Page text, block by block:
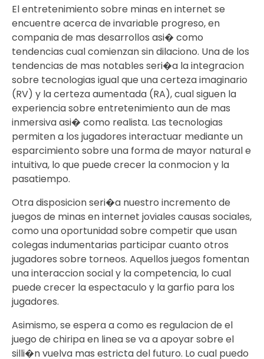
El entretenimiento sobre minas en internet se
encuentre acerca de invariable progreso, en
compania de mas desarrollos asi� como
tendencias cual comienzan sin dilaciono. Una de los
tendencias de mas notables seri�a la integracion
sobre tecnologias igual que una certeza imaginario
(RV) y la certeza aumentada (RA), cual siguen la
experiencia sobre entretenimiento aun de mas
inmersiva asi� como realista. Las tecnologias
permiten a los jugadores interactuar mediante un
esparcimiento sobre una forma de mayor natural e
intuitiva, lo que puede crecer la conmocion y la
pasatiempo.
Otra disposicion seri�a nuestro incremento de
juegos de minas en internet joviales causas sociales,
como una oportunidad sobre competir que usan
colegas indumentarias participar cuanto otros
jugadores sobre torneos. Aquellos juegos fomentan
una interaccion social y la competencia, lo cual
puede crecer la espectaculo y la garfio para los
jugadores.
Asimismo, se espera a como es regulacion de el
juego de chiripa en linea se va a apoyar sobre el
silli�n vuelva mas estricta del futuro. Lo cual puedo